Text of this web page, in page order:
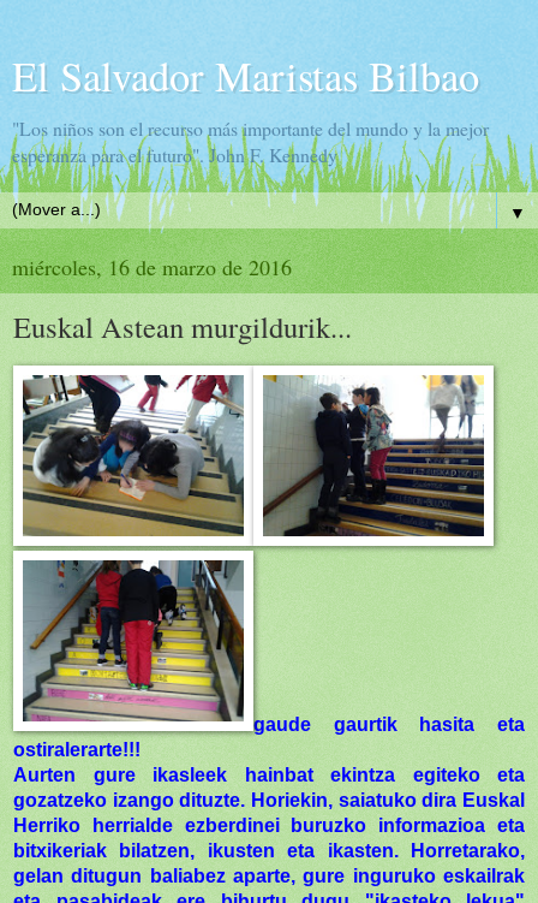
El Salvador Maristas Bilbao
"Los niños son el recurso más importante del mundo y la mejor
esperanza para el futuro". John F. Kennedy
▼
miércoles, 16 de marzo de 2016
Euskal Astean murgildurik...
gaude gaurtik hasita eta
ostiralerarte!!!
Aurten gure ikasleek hainbat ekintza egiteko eta
gozatzeko izango dituzte. Horiekin, saiatuko dira Euskal
Herriko herrialde ezberdinei buruzko informazioa eta
bitxikeriak bilatzen, ikusten eta ikasten. Horretarako,
gelan ditugun baliabez aparte, gure inguruko eskailrak